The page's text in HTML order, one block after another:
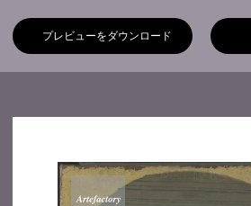
プレビューをダウンロード